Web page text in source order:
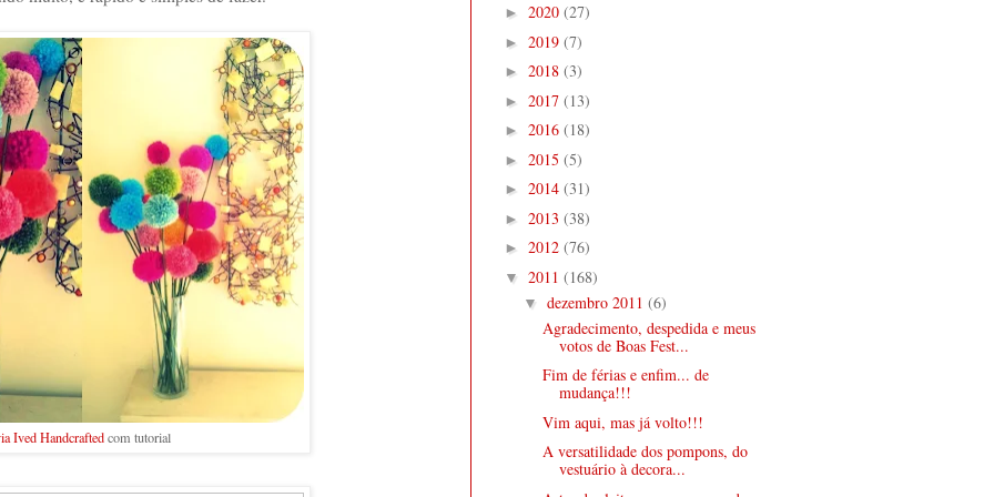
Ived Handcraftedcom tutorial
► 2020 (27)
► 2019 (7)
► 2018 (3)
► 2017 (13)
► 2016 (18)
► 2015 (5)
► 2014 (31)
► 2013 (38)
► 2012 (76)
▼ 2011 (168)
▼ dezembro 2011 (6)
Agradecimento, despedida e meus
votos de Boas Fest...
Fim de férias e enfim... de
mudança!!!
Vim aqui, mas já volto!!!
A versatilidade dos pompons, do
vestuário à decora...